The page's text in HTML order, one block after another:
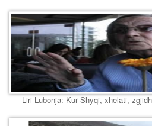
Liri Lubonja: Kur Shyqi, xhelati,